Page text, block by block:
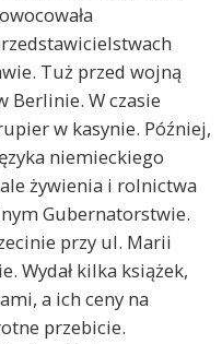
Tuż przed wojną
Berlinie. W czasie
w kasynie. Później,
niemieckiego
żywienia i rolnictwa
Gubernatorstwie.
przy ul. Marii
Wydał kilka książek,
a ich ceny na
przebicie.